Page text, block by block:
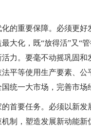
的重要保障。必须更
大化，既“放得活”又“
力。要毫不动摇巩固
平等使用生产要素、
统一大市场，完善市场
首要任务。必须以新
制，塑造发展新动能